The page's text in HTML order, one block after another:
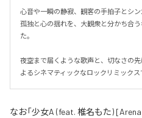
心音や一瞬の静寂、観客の手拍子とシ
孤独と心の揺れを、大観衆と分かち合
た。
夜空まで届くような歌声と、切なさの
よるシネマティックなロックリミックス
なお「少女A (feat. 椎名もた)